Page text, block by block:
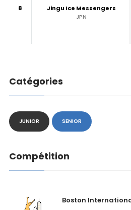
8
Jingu Ice Messengers
JPN
Catégories
JUNIOR SENIOR
Compétition
Boston